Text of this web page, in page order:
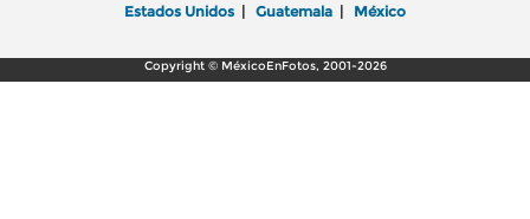
Estados Unidos | Guatemala | México
Copyright © MéxicoEnFotos, 2001-2026